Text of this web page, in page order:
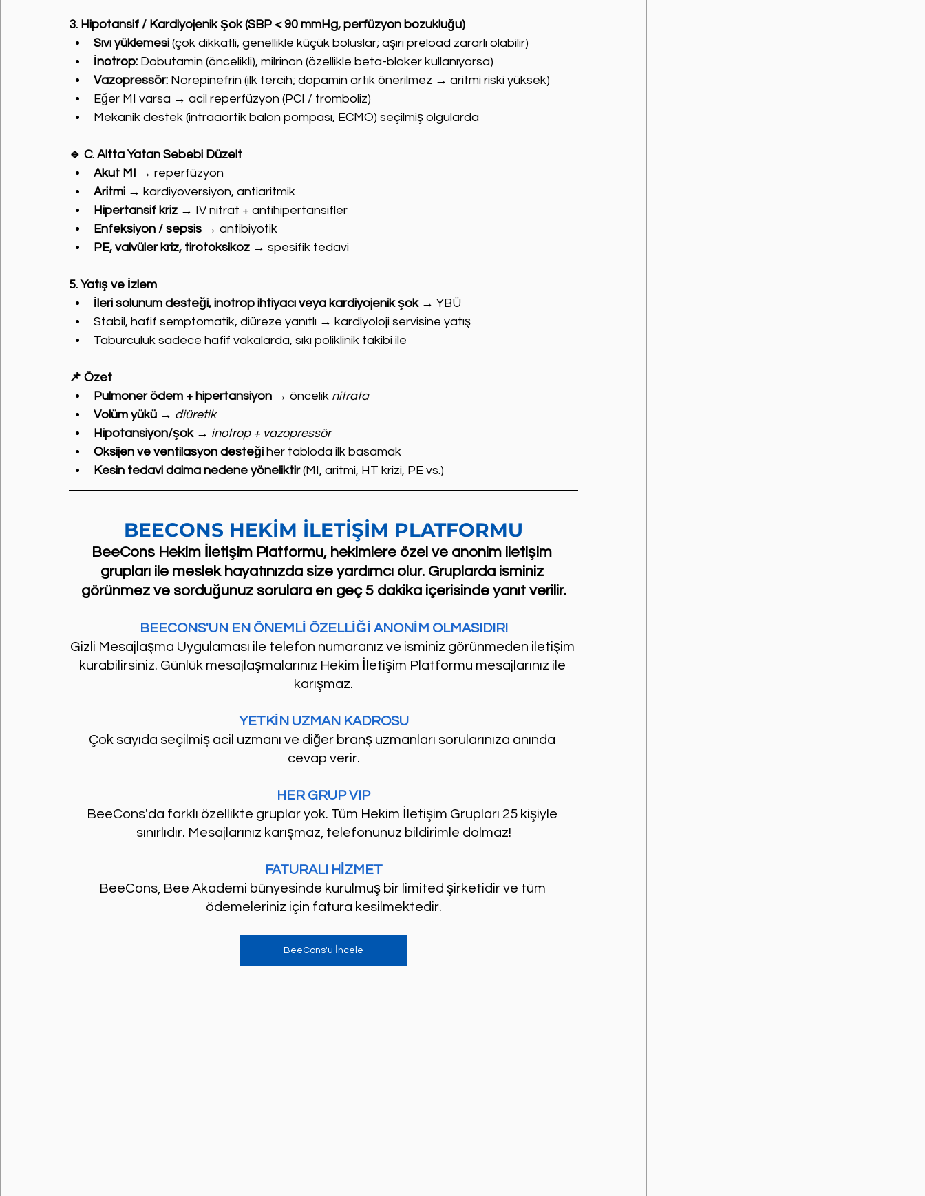
3. Hipotansif / Kardiyojenik Şok (SBP < 90 mmHg, perfüzyon bozukluğu)
Sıvı yüklemesi (çok dikkatli, genellikle küçük boluslar; aşırı preload zararlı olabilir)
İnotrop: Dobutamin (öncelikli), milrinon (özellikle beta-bloker kullanıyorsa)
Vazopressör: Norepinefrin (ilk tercih; dopamin artık önerilmez → aritmi riski yüksek)
Eğer MI varsa → acil reperfüzyon (PCI / tromboliz)
Mekanik destek (intraaortik balon pompası, ECMO) seçilmiş olgularda
🔹 C. Altta Yatan Sebebi Düzelt
Akut MI → reperfüzyon
Aritmi → kardiyoversiyon, antiaritmik
Hipertansif kriz → IV nitrat + antihipertansifler
Enfeksiyon / sepsis → antibiyotik
PE, valvüler kriz, tirotoksikoz → spesifik tedavi
5. Yatış ve İzlem
İleri solunum desteği, inotrop ihtiyacı veya kardiyojenik şok → YBÜ
Stabil, hafif semptomatik, diüreze yanıtlı → kardiyoloji servisine yatış
Taburculuk sadece hafif vakalarda, sıkı poliklinik takibi ile
📌 Özet
Pulmoner ödem + hipertansiyon → öncelik nitrata
Volüm yükü → diüretik
Hipotansiyon/şok → inotrop + vazopressör
Oksijen ve ventilasyon desteği her tabloda ilk basamak
Kesin tedavi daima nedene yöneliktir (MI, aritmi, HT krizi, PE vs.)
BEECONS HEKİM İLETİŞİM PLATFORMU
BeeCons Hekim İletişim Platformu, hekimlere özel ve anonim iletişim
grupları ile meslek hayatınızda size yardımcı olur. Gruplarda isminiz
görünmez ve sorduğunuz sorulara en geç 5 dakika içerisinde yanıt verilir.
BEECONS'UN EN ÖNEMLİ ÖZELLİĞİ ANONİM OLMASIDIR!
Gizli Mesajlaşma Uygulaması ile telefon numaranız ve isminiz görünmeden iletişim
kurabilirsiniz. Günlük mesajlaşmalarınız Hekim İletişim Platformu mesajlarınız ile
karışmaz.
YETKİN UZMAN KADROSU
Çok sayıda seçilmiş acil uzmanı ve diğer branş uzmanları sorularınıza anında
cevap verir.
HER GRUP VIP
BeeCons'da farklı özellikte gruplar yok. Tüm Hekim İletişim Grupları 25 kişiyle
sınırlıdır. Mesajlarınız karışmaz, telefonunuz bildirimle dolmaz!
FATURALI HİZMET
BeeCons, Bee Akademi bünyesinde kurulmuş bir limited şirketidir ve tüm
ödemeleriniz için fatura kesilmektedir.
BeeCons'u İncele